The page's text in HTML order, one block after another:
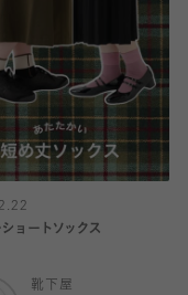
ョートソックス
靴下屋